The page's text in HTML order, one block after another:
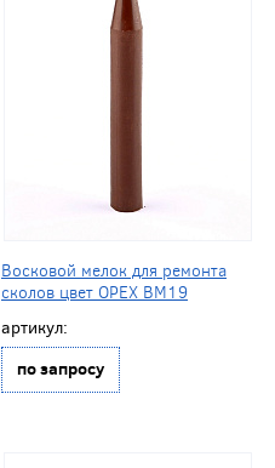
Восковой мелок для ремонта
сколов цвет ОРЕХ BM19
артикул:
по запросу